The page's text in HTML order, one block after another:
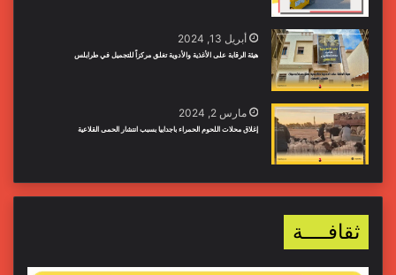
أبريل 13, 2024
هيئة الرقابة على الأغذية والأدوية تغلق مركزاً للتجميل في طرابلس
مارس 2, 2024
إغلاق محلات اللحوم الحمراء باجدابيا بسبب انتشار الحمى القلاعية
ثقافــــة